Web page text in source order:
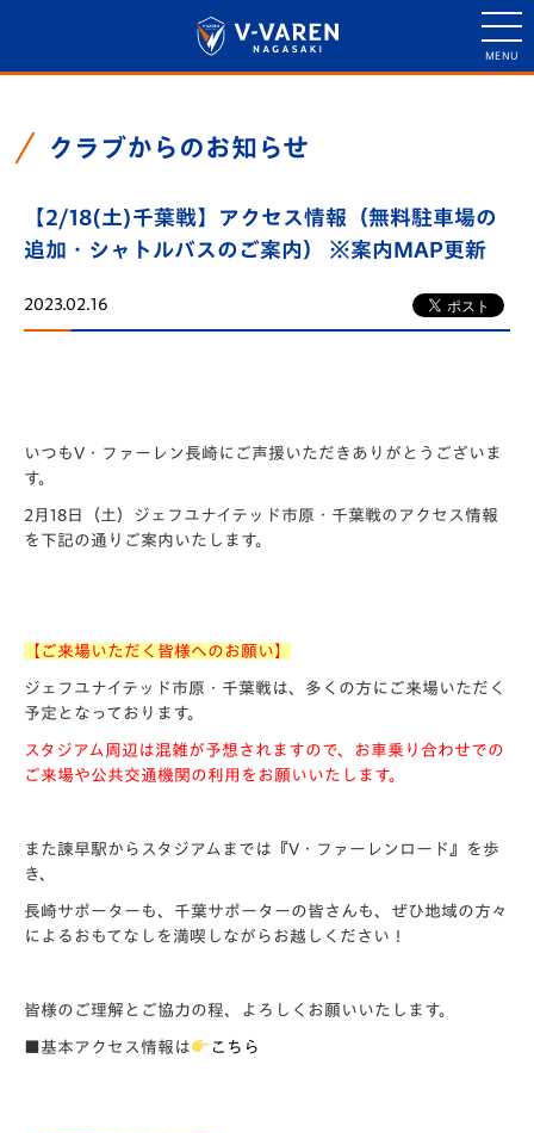
クラブからのお知らせ
【2/18(土)千葉戦】アクセス情報（無料駐車場の
追加・シャトルバスのご案内） ※案内MAP更新
2023.02.16
いつもV・ファーレン長崎にご声援いただきありがとうございま
す。
2月18日（土）ジェフユナイテッド市原・千葉戦のアクセス情報
を下記の通りご案内いたします。
【ご来場いただく皆様へのお願い】
ジェフユナイテッド市原・千葉戦は、多くの方にご来場いただく
予定となっております。
スタジアム周辺は混雑が予想されますので、お車乗り合わせでの
ご来場や公共交通機関の利用をお願いいたします。
また諫早駅からスタジアムまでは『V・ファーレンロード』を歩
き、
長崎サポーターも、千葉サポーターの皆さんも、ぜひ地域の方々
によるおもてなしを満喫しながらお越しください！
皆様のご理解とご協力の程、よろしくお願いいたします。
■基本アクセス情報は こちら